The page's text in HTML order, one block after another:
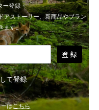
ー登録
アストーリー、新商品やブラン
ます。
登 録
て登録
はこちら